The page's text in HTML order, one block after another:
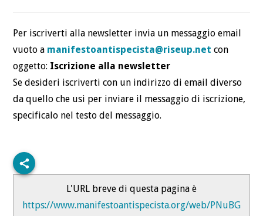
Per iscriverti alla newsletter invia un messaggio email
vuoto a manifestoantispecista@riseup.net con
oggetto: Iscrizione alla newsletter
Se desideri iscriverti con un indirizzo di email diverso
da quello che usi per inviare il messaggio di iscrizione,
specificalo nel testo del messaggio.
L'URL breve di questa pagina è
https://www.manifestoantispecista.org/web/PNuBG